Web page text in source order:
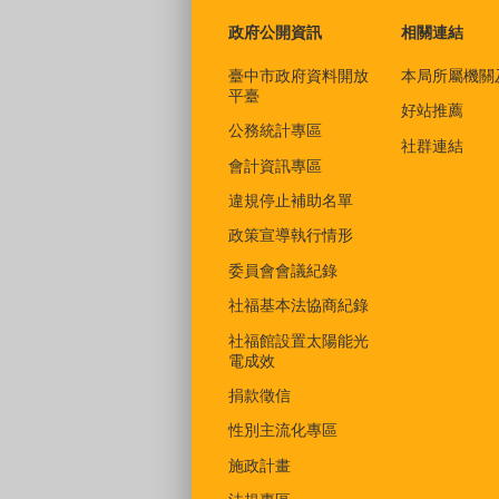
政府公開資訊
臺中市政府資料開放
平臺
公務統計專區
會計資訊專區
違規停止補助名單
政策宣導執行情形
委員會會議紀錄
社福基本法協商紀錄
社福館設置太陽能光
電成效
捐款徵信
性別主流化專區
施政計畫
相關連結
本局所屬機關
好站推薦
社群連結